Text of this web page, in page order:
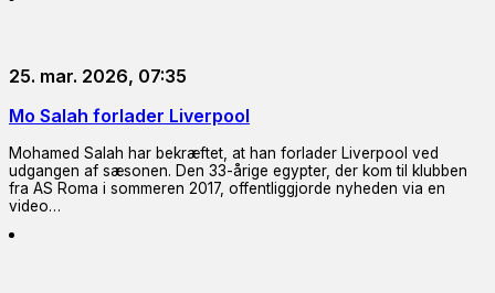
25. mar. 2026, 07:35
Mo Salah forlader Liverpool
Mohamed Salah har bekræftet, at han forlader Liverpool ved
udgangen af sæsonen. Den 33-årige egypter, der kom til klubben
fra AS Roma i sommeren 2017, offentliggjorde nyheden via en
video…